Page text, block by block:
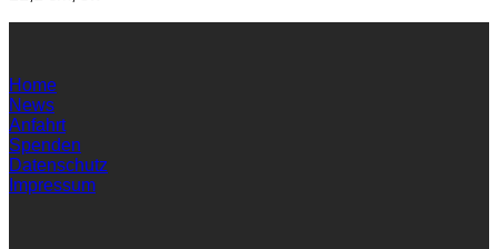
Home
News
Anfahrt
Spenden
Datenschutz
Impressum